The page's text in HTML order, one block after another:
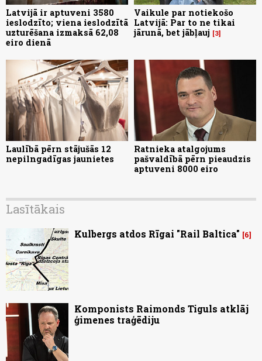
Latvijā ir aptuveni 3580
ieslodzīto; viena ieslodzītā
uzturēšana izmaksā 62,08
eiro dienā
Vaikule par notiekošo
Latvijā: Par to ne tikai
jārunā, bet jābļauj
3
Laulībā pērn stājušās 12
nepilngadīgas jaunietes
Ratnieka atalgojums
pašvaldībā pērn pieaudzis
aptuveni 8000 eiro
Lasītākais
Kulbergs atdos Rīgai "Rail Baltica" 6
Komponists Raimonds Tiguls atklāj
ģimenes traģēdiju